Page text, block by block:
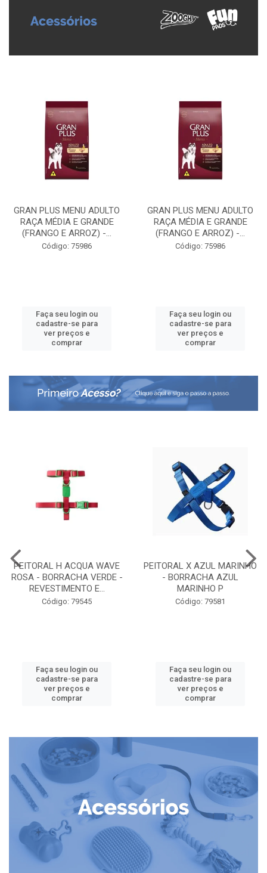
GRAN PLUS MENU ADULTO
RAÇA MÉDIA E GRANDE
(FRANGO E ARROZ) -...
Código: 75986
Faça seu login ou
cadastre-se para
ver preços e
comprar
GRAN PLUS MENU ADULTO
RAÇA MÉDIA E GRANDE
(FRANGO E ARROZ) -...
Código: 75986
Faça seu login ou
cadastre-se para
ver preços e
comprar
PEITORAL H ACQUA WAVE
ROSA - BORRACHA VERDE -
REVESTIMENTO E...
Código: 79545
Faça seu login ou
cadastre-se para
ver preços e
comprar
PEITORAL X AZUL MARINHO
- BORRACHA AZUL
MARINHO P
Código: 79581
Faça seu login ou
cadastre-se para
ver preços e
comprar